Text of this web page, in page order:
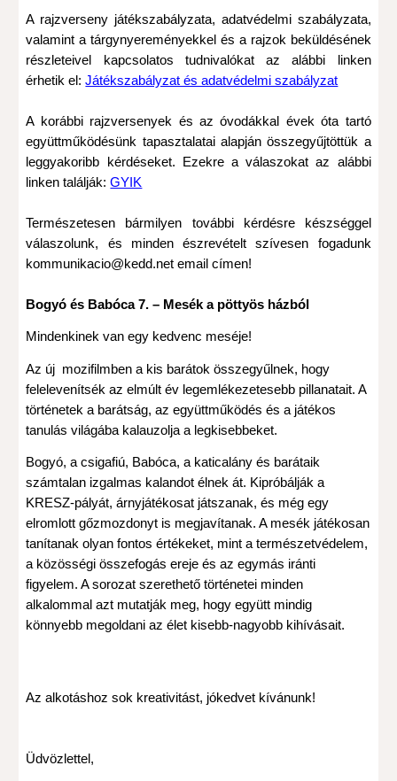
A rajzverseny játékszabályzata, adatvédelmi szabályzata,
valamint a tárgynyereményekkel és a rajzok beküldésének
részleteivel kapcsolatos tudnivalókat az alábbi linken
érhetik el: Játékszabályzat és adatvédelmi szabályzat
A korábbi rajzversenyek és az óvodákkal évek óta tartó
együttműködésünk tapasztalatai alapján összegyűjtöttük a
leggyakoribb kérdéseket. Ezekre a válaszokat az alábbi
linken találják: GYIK
Természetesen bármilyen további kérdésre készséggel
válaszolunk, és minden észrevételt szívesen fogadunk
kommunikacio@kedd.net email címen!
Bogyó és Babóca 7. – Mesék a pöttyös házból
Mindenkinek van egy kedvenc meséje!
Az új mozifilmben a kis barátok összegyűlnek, hogy
felelevenítsék az elmúlt év legemlékezetesebb pillanatait. A
történetek a barátság, az együttműködés és a játékos
tanulás világába kalauzolja a legkisebbeket.
Bogyó, a csigafiú, Babóca, a katicalány és barátaik
számtalan izgalmas kalandot élnek át. Kipróbálják a
KRESZ-pályát, árnyjátékosat játszanak, és még egy
elromlott gőzmozdonyt is megjavítanak. A mesék játékosan
tanítanak olyan fontos értékeket, mint a természetvédelem,
a közösségi összefogás ereje és az egymás iránti
figyelem. A sorozat szerethető történetei minden
alkalommal azt mutatják meg, hogy együtt mindig
könnyebb megoldani az élet kisebb-nagyobb kihívásait.
Az alkotáshoz sok kreativitást, jókedvet kívánunk!
Üdvözlettel,